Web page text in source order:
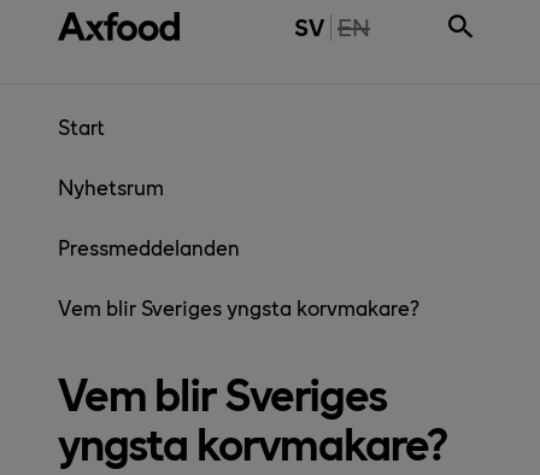
Gå direkt till innehåll SV THE PAGE IS NOT
EN
Start
Nyhetsrum
Pressmeddelanden
Vem blir Sveriges yngsta korvmakare?
Vem blir Sveriges
yngsta korvmakare?